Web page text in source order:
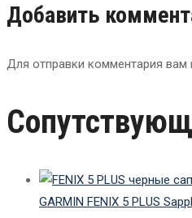
Добавить
Для отправки комментария вам
GARMIN FENIX 5 PLUS